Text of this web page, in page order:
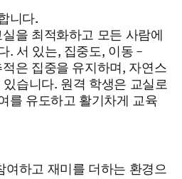
니다.
을 최적화하고 모든 사람에
. 서 있는, 집중도, 이동 –
은 집중을 유지하며, 자연스
습니다. 원격 학생은 교실로
를 유도하고 활기차게 교육
여하고 재미를 더하는 환경으